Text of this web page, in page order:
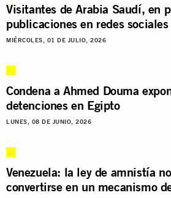
Visitantes de Arabia Saudí, en
publicaciones en redes sociales
MIÉRCOLES, 01 DE JULIO, 2026
Condena a Ahmed Douma
detenciones en Egipto
LUNES, 08 DE JUNIO, 2026
Venezuela: la ley de amnistía
convertirse en un mecanismo